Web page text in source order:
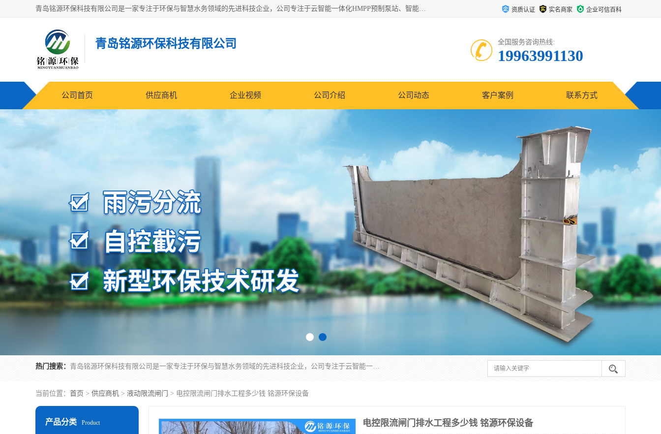
青岛铭源环保科技有限公司是一家专注于环保与智慧水务领域的先进科技企业，公司专注于云智能一体化HMPP预制泵站、智能截流井设备、调蓄池雨洪管理设备、水务循环利用、云智慧水务开发及新型环保技术研发等领域。 资质认证 实名商家 企业可信百科
青岛铭源环保科技有限公司 全国服务咨询热线:
19963991130
公司首页 供应商机 企业视频 公司介绍 公司动态 客户案例 联系方式
热门搜索： 青岛铭源环保科技有限公司是一家专注于环保与智慧水务领域的先进科技企业，公司专注于云智能一体化HMPP预制泵站、智能截流井设备、调蓄池雨洪管理设备、水务循环利用、云智慧水务开发及新型环保技术研发等领域。
当前位置： 首页 > 供应商机 > 液动限流闸门 > 电控限流闸门排水工程多少钱 铭源环保设备
产品分类 Product 电控限流闸门排水工程多少钱 铭源环保设备